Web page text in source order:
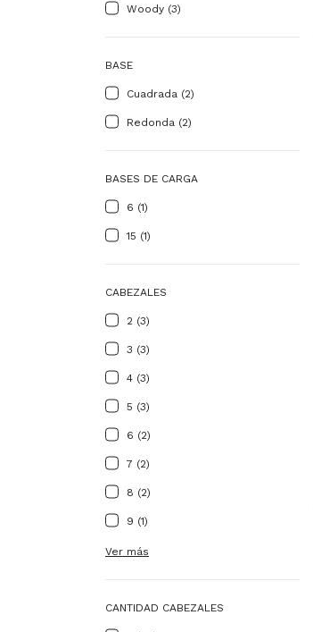
Woody (3)
BASE
Cuadrada (2)
Redonda (2)
BASES DE CARGA
6 (1)
15 (1)
CABEZALES
2 (3)
3 (3)
4 (3)
5 (3)
6 (2)
7 (2)
8 (2)
9 (1)
Ver más
CANTIDAD CABEZALES